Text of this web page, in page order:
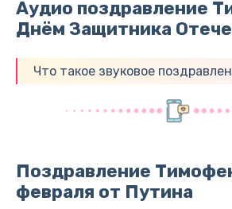
Аудио поздравление
Днём Защитника
Что такое звуковое
Поздравление
февраля от Путина